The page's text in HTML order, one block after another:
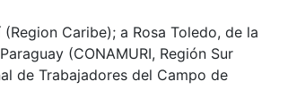
Caribe); a Rosa Toledo, de la
(CONAMURI, Región Sur
de Trabajadores del Campo de